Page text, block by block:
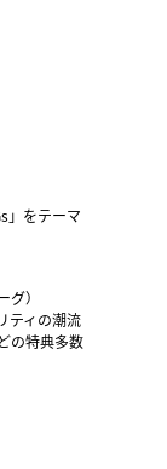
」をテーマ
）
ティの潮流
の特典多数